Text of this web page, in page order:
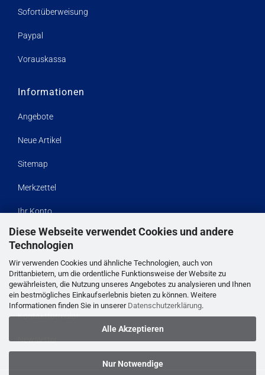
Diese Webseite verwendet Cookies und andere
Technologien
Wir verwenden Cookies und ähnliche Technologien, auch von
Drittanbietern, um die ordentliche Funktionsweise der Website zu
gewährleisten, die Nutzung unseres Angebotes zu analysieren und Ihnen
ein bestmögliches Einkaufserlebnis bieten zu können. Weitere
Informationen finden Sie in unserer Datenschutzerklärung.
Alle Akzeptieren
Nur Notwendige
Sofortüberweisung
Paypal
Vorauskassa
Informationen
Angebote
Neue Artikel
Sitemap
Merkzettel
Ihr Konto
Kasse
Kontaktdaten
Impressum
Kontaktformular
Newsletter